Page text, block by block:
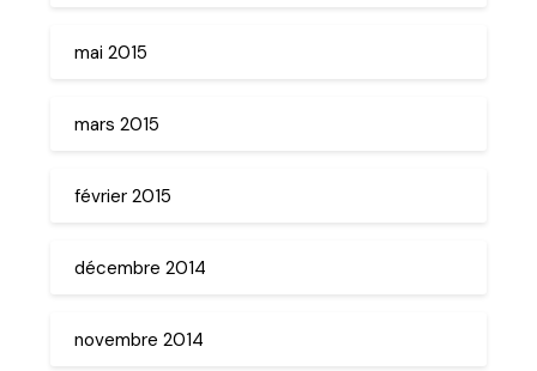
mai 2015
mars 2015
février 2015
décembre 2014
novembre 2014